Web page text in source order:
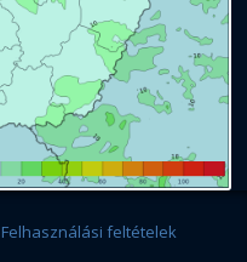
Felhasználási feltételek